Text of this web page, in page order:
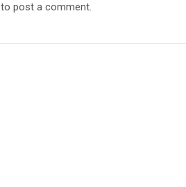
to post a comment.